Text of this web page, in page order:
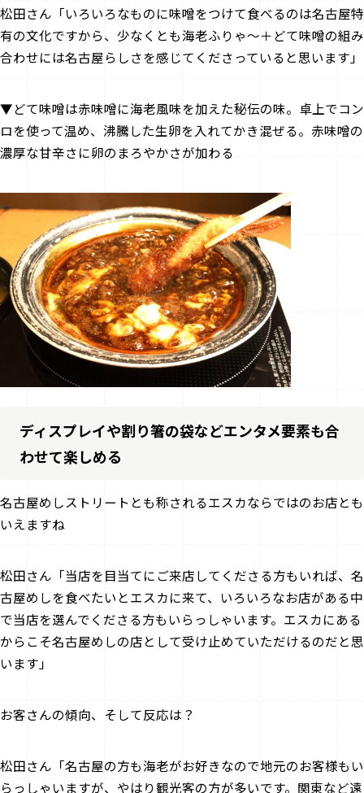
松田さん「いろいろなものに味噌をつけて食べるのは名古屋特
有の文化ですから、少なくとも海老ふりゃ～＋どて味噌の組み
合わせには名古屋らしさを感じてくださっていると思います」
▼どて味噌は赤味噌に海老風味を加えた秘伝の味。卓上でコン
ロを使って温め、沸騰した生卵を入れてかき混ぜる。赤味噌の
濃厚な甘辛さに卵のまろやかさが加わる
ディスプレイや割り箸の袋などエンタメ要素も合
わせて楽しめる
――名古屋めしストリートとも称されるエスカならではのお店とも
いえますね
松田さん「当店を目当てにご来店してくださる方もいれば、名
古屋めしを食べたいとエスカに来て、いろいろなお店がある中
で当店を選んでくださる方もいらっしゃいます。エスカにある
からこそ名古屋めしの店として受け止めていただけるのだと思
います」
――お客さんの傾向、そして反応は？
松田さん「名古屋の方も海老がお好きなので地元のお客様もい
らっしゃいますが、やはり観光客の方が多いです。関東など遠